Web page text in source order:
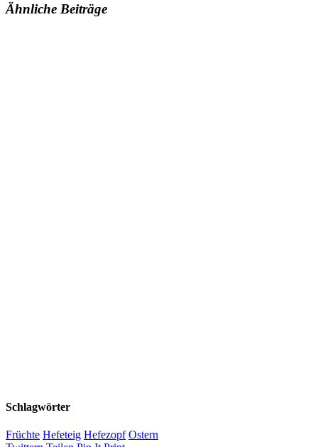
Ähnliche Beiträge
Schlagwörter
Früchte Hefeteig Hefezopf Ostern